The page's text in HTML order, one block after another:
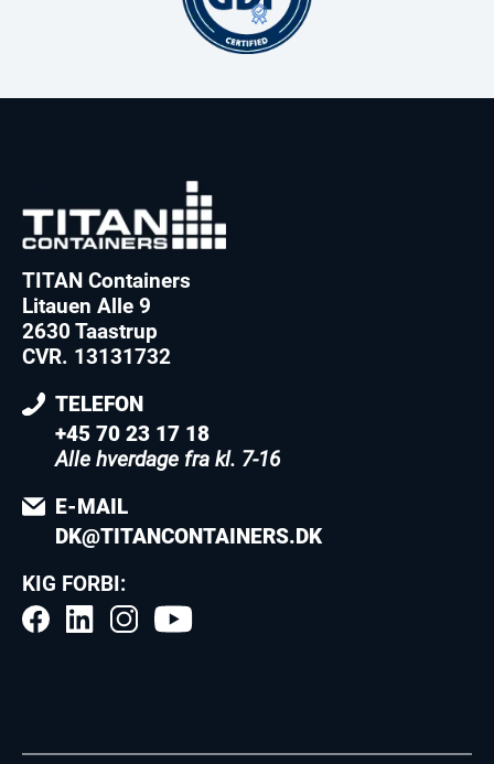
TITAN Containers
Litauen Alle 9
2630 Taastrup
CVR. 13131732
TELEFON
+45 70 23 17 18
Alle hverdage fra kl. 7-16
E-MAIL
DK@TITANCONTAINERS.DK
KIG FORBI: